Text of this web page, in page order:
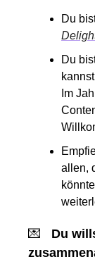
Du
Du
Im
allen,
💌
Du